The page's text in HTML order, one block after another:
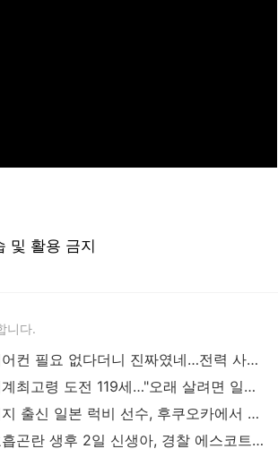
및 활용 금지
니다.
에어컨 필요 없다더니 진짜였네…전력 사용량으로 본 냉방 도시 | 연합뉴스
세계최고령 도전 119세…"오래 살려면 일하고 건강하게 먹어라" | 연합뉴스
피지 출신 일본 럭비 선수, 후쿠오카에서 훈련 중 열사병 사망 | 연합뉴스
호흡곤란 생후 2일 신생아, 경찰 에스코트로 생명 구해 | 연합뉴스